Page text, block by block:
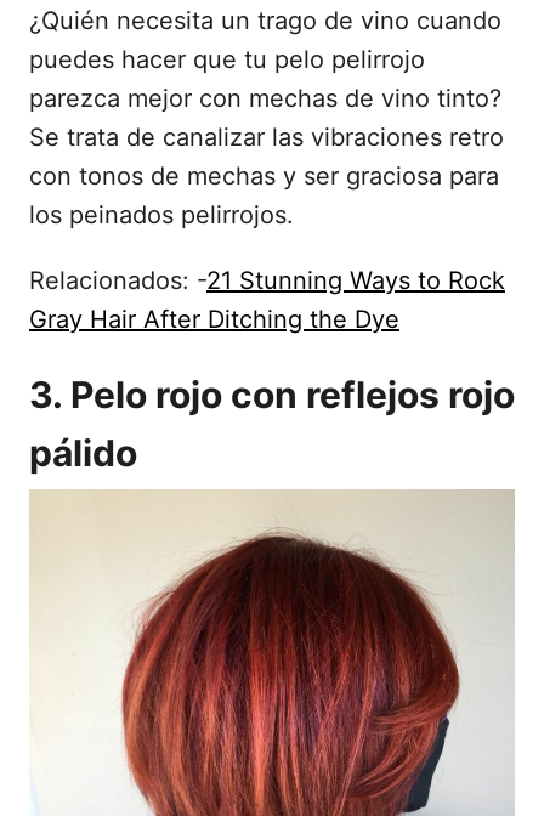
¿Quién necesita un trago de vino cuando
puedes hacer que tu pelo pelirrojo
parezca mejor con mechas de vino tinto?
Se trata de canalizar las vibraciones retro
con tonos de mechas y ser graciosa para
los peinados pelirrojos.
Relacionados: -21 Stunning Ways to Rock
Gray Hair After Ditching the Dye
3. Pelo rojo con reflejos rojo
pálido